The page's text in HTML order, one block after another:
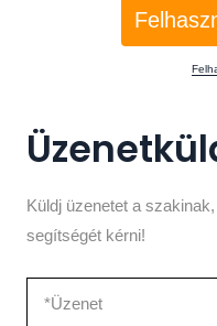
Küldj üzenetet a
segítségét kérni!